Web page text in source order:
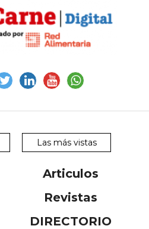
Las más vistas
Articulos
Revistas
DIRECTORIO